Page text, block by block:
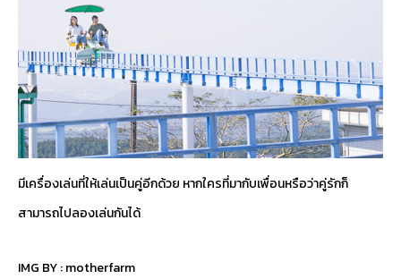
มีเครื่องเล่นที่ให้เล่นเป็นคู่อีกด้วย หากใครที่มากับเพื่อนหรือว่าคู่รักก็
สามารถไปลองเล่นกันได้
IMG BY :motherfarm